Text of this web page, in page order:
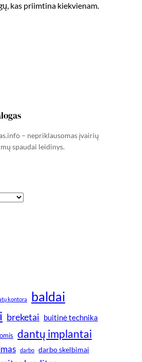
kas priimtina kiekvienam.
– nepriklausomas įvairių
spaudai leidinys.
kontora baldai
breketai buitinė technika
dantų implantai
darbo darbo skelbimai